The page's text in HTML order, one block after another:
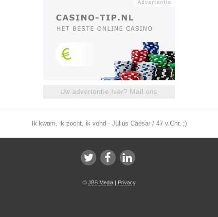
Uw advertentie hier? Mail ons
Ik kwam, ik zocht, ik vond - Julius Caesar / 47 v.Chr. ;)
© JBB Media| Privacy